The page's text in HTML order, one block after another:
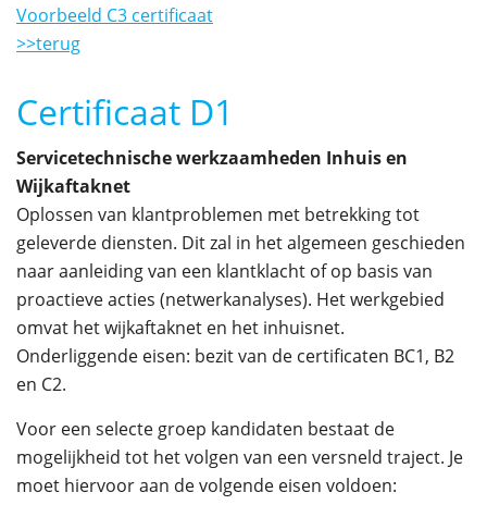
Voorbeeld C3 certificaat
>>terug
Certificaat D1
Servicetechnische werkzaamheden Inhuis en
Wijkaftaknet
Oplossen van klantproblemen met betrekking tot
geleverde diensten. Dit zal in het algemeen geschieden
naar aanleiding van een klantklacht of op basis van
proactieve acties (netwerkanalyses). Het werkgebied
omvat het wijkaftaknet en het inhuisnet.
Onderliggende eisen: bezit van de certificaten BC1, B2
en C2.
Voor een selecte groep kandidaten bestaat de
mogelijkheid tot het volgen van een versneld traject. Je
moet hiervoor aan de volgende eisen voldoen: